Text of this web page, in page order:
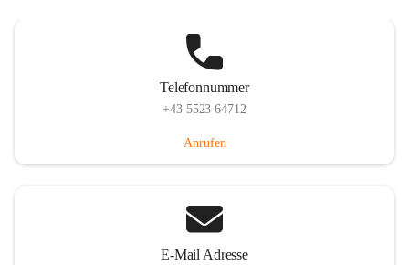
Telefonnummer
+43 5523 64712
Anrufen
E-Mail Adresse